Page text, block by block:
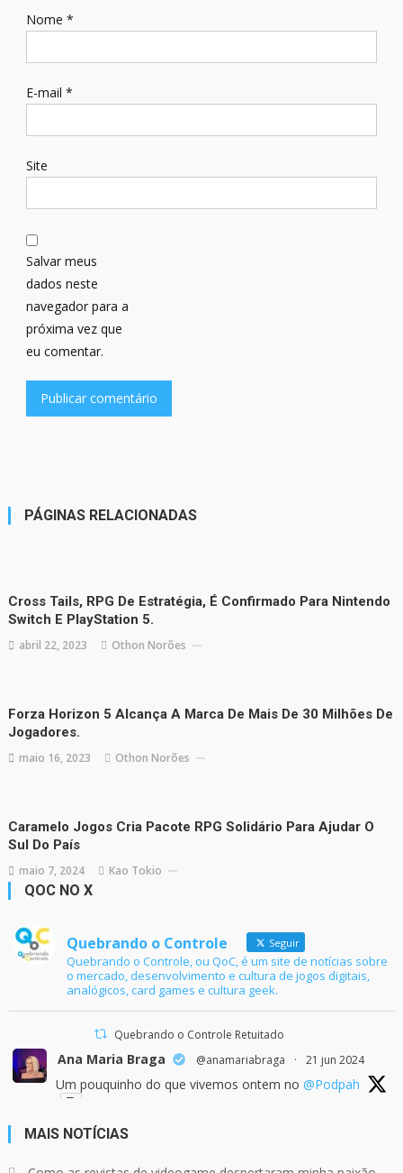
Nome *
E-mail *
Site
Salvar meus
dados neste
navegador para a
próxima vez que
eu comentar.
PÁGINAS RELACIONADAS
Cross Tails, RPG De Estratégia, É Confirmado Para Nintendo
Switch E PlayStation 5.
abril 22, 2023 Othon Norões
Forza Horizon 5 Alcança A Marca De Mais De 30 Milhões De
Jogadores.
maio 16, 2023 Othon Norões
Caramelo Jogos Cria Pacote RPG Solidário Para Ajudar O
Sul Do País
maio 7, 2024 Kao Tokio
QOC NO X
Quebrando o Controle Seguir
Quebrando o Controle, ou QoC, é um site de notícias sobre
o mercado, desenvolvimento e cultura de jogos digitais,
analógicos, card games e cultura geek.
Quebrando o Controle Retuitado
Ana Maria Braga @anamariabraga · 21 jun 2024
Um pouquinho do que vivemos ontem no @Podpah
MAIS NOTÍCIAS